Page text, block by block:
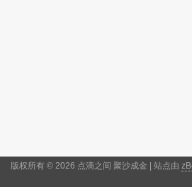
版权所有 © 2026 点滴之间 聚沙成金 | 站点由